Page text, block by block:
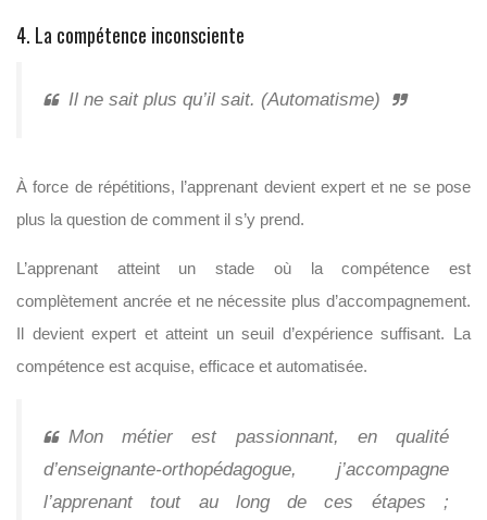
4. La compétence inconsciente
Il ne sait plus qu’il sait. (Automatisme)
À force de répétitions, l’apprenant devient expert et ne se pose
plus la question de comment il s’y prend.
L’apprenant atteint un stade où la compétence est
complètement ancrée et ne nécessite plus d’accompagnement.
Il devient expert et atteint un seuil d’expérience suffisant. La
compétence est acquise, efficace et automatisée.
Mon métier est passionnant, en qualité
d’enseignante-orthopédagogue, j’accompagne
l’apprenant tout au long de ces étapes ;